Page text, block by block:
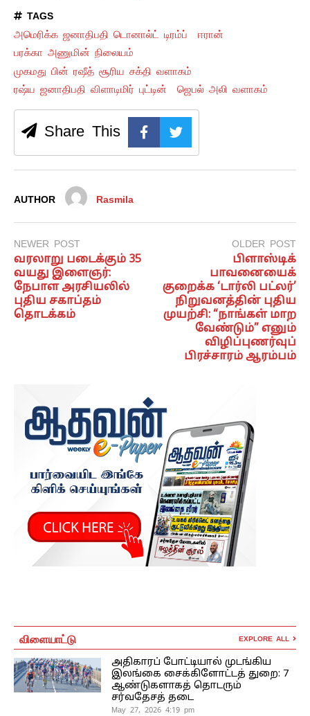
TAGS
அமெரிக்க ஜனாதிபதி டொனால்ட் டிரம்ப்
ஈரான்
பரக்கா அணுமின் நிலையம்
முகமது பின் ரஷீத் சூரிய சக்தி வளாகம்
ரஷ்ய ஜனாதிபதி விளாடிமிர் புட்டின்
ஜெபல் அலி வளாகம்
Share This
AUTHOR Rasmila
NEWER POST
வரலாறு படைக்கும் 35
வயது இளைஞர்:
நேபாள அரசியலில்
புதிய சகாப்தம்
தொடக்கம்
OLDER POST
பிளாஸ்டிக்
பாவனையைக்
குறைக்க ‘டார்லி பட்லர்’
நிறுவனத்தின் புதிய
முயற்சி: “நாங்கள் மாற
வேண்டும்” எனும்
விழிப்புணர்வுப்
பிரச்சாரம் ஆரம்பம்
விளையாட்டு EXPLORE ALL
அதிகாரப் போட்டியால் முடங்கிய
இலங்கை சைக்கிளோட்டத் துறை: 7
ஆண்டுகளாகத் தொடரும்
சர்வதேசத் தடை
May 27, 2026 4:19 pm